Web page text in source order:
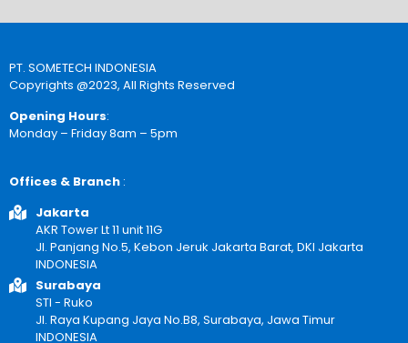
PT. SOMETECH INDONESIA
Copyrights @2023, All Rights Reserved
Opening Hours:
Monday – Friday 8am – 5pm
Offices & Branch :
Jakarta
AKR Tower Lt 11 unit 11G
Jl. Panjang No.5, Kebon Jeruk Jakarta Barat, DKI Jakarta
INDONESIA
Surabaya
STI - Ruko
Jl. Raya Kupang Jaya No.B8, Surabaya, Jawa Timur
INDONESIA